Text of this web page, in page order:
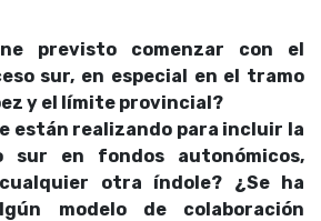
previsto comenzar con el
sur, en especial en el tramo
y el límite provincial?
están realizando para incluir la
sur en fondos autonómicos,
otra índole? ¿Se ha
modelo de colaboración